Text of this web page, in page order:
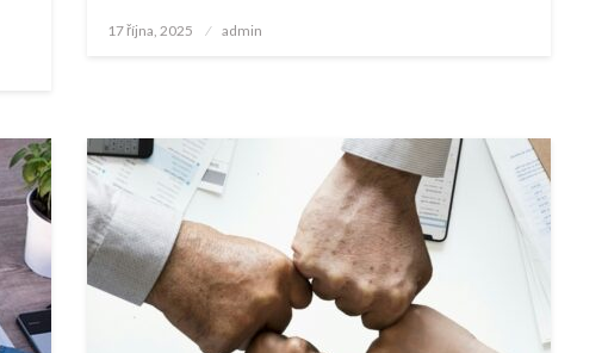
Posted
17 října, 2025 admin